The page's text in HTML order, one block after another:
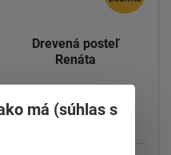
Drevená posteľ
Renáta
od 452,00 €
Skladom > 5 ks
má (súhlas s